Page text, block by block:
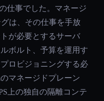
仕事でした。マネージ
は、その仕事を手放
が必要とするサーバ
ボルト、予算を運用す
ロビジョニングする必
マネージドプレーン
上の独自の隔離コンテ